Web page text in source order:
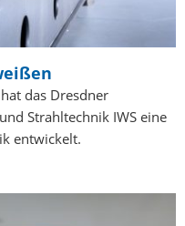
das Dresdner
Strahltechnik IWS eine
entwickelt.